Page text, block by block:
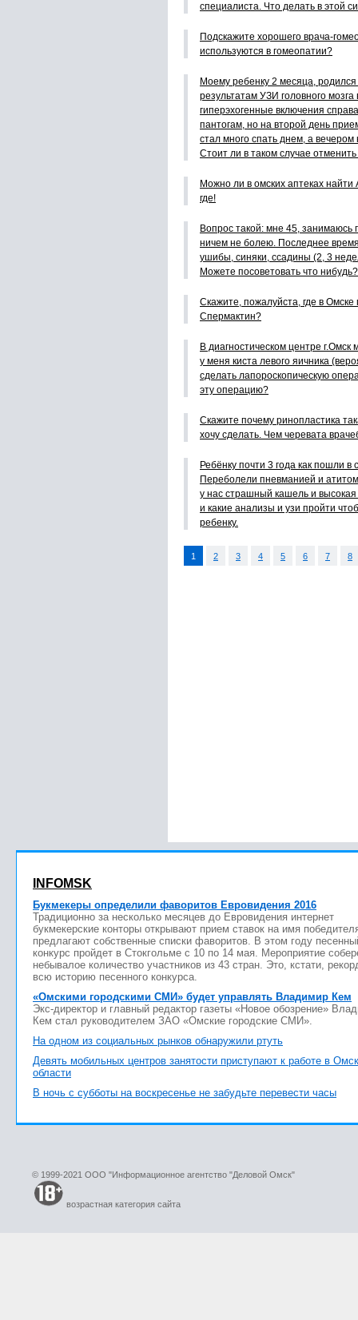
специалиста. Что делать в этой
Подскажите хорошего врача-
используются в гомеопатии?
Моему ребенку 2 месяца,
результатам УЗИ головного
гиперэхогенные включения
пантогам, но на второй день
стал много спать днем, а
Стоит ли в таком случае
Можно ли в омских аптеках
где!
Вопрос такой: мне 45,
ничем не болею. Последнее
ушибы, синяки, ссадины (2, 3
Можете посоветовать что нибудь?
Скажите, пожалуйста, где в Омске
Спермактин?
В диагностическом центре
у меня киста левого яичника
сделать лапороскопическую
эту операцию?
Скажите почему ринопластика
хочу сделать. Чем черевата
Ребёнку почти 3 года как пошли в
Переболели пневманией и
у нас страшный кашель и
и какие анализы и узи пройти
ребенку.
1 2 3 4 5 6 7 8
INFOMSK
Букмекеры определили фаворитов Евровидения 2016
Традиционно за несколько месяцев до Евровидения интернет
букмекерские конторы открывают прием ставок на имя
предлагают собственные списки фаворитов. В этом году
конкурс пройдет в Стокгольме с 10 по 14 мая. Мероприятие
небывалое количество участников из 43 стран. Это, кстати,
всю историю песенного конкурса.
«Омскими городскими СМИ» будет управлять Владимир Кем
Экс-директор и главный редактор газеты «Новое обозрение»
Кем стал руководителем ЗАО «Омские городские СМИ».
На одном из социальных рынков обнаружили ртуть
Девять мобильных центров занятости приступают к работе в
области
В ночь с субботы на воскресенье не забудьте перевести часы
© 1999-2021 ООО "Информационное агентство "Деловой Омск"
возрастная категория сайта